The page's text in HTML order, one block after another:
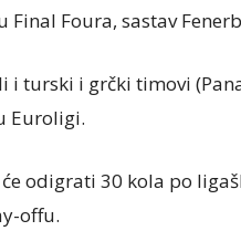
Foura, sastav
i turski i grčki timovi
Euroligi.
odigrati 30 kola po
offu.